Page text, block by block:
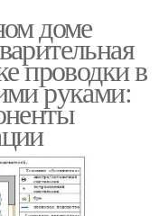
доме
проводки в
руками: